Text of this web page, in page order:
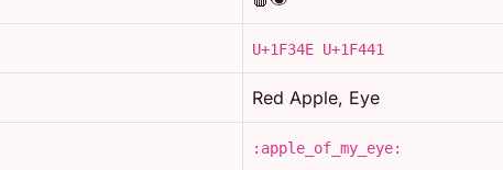
U+1F34E U+1F441
Red Apple, Eye
:apple_of_my_eye: